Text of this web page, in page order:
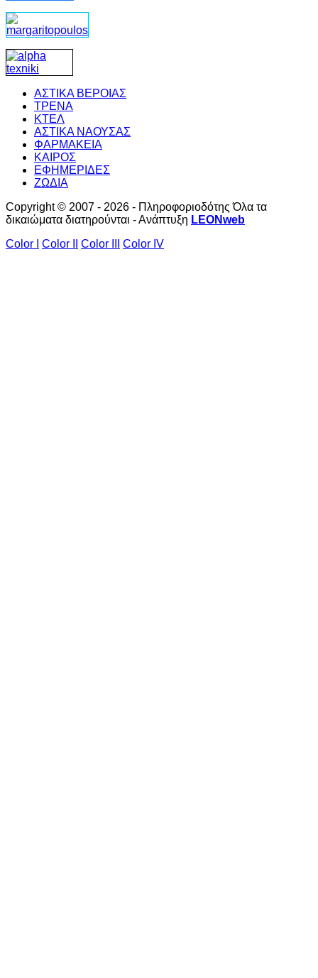
ΑΣΤΙΚΑ ΒΕΡΟΙΑΣ
ΤΡΕΝΑ
ΚΤΕΛ
ΑΣΤΙΚΑ ΝΑΟΥΣΑΣ
ΦΑΡΜΑΚΕΙΑ
ΚΑΙΡΟΣ
ΕΦΗΜΕΡΙΔΕΣ
ΖΩΔΙΑ
Copyright © 2007 - 2026 - Πληροφοριοδότης Όλα τα
δικαιώματα διατηρούνται - Ανάπτυξη LEONweb
Color I
Color II Color III Color IV